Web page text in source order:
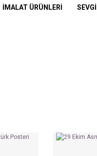
İMALAT ÜRÜNLERİ